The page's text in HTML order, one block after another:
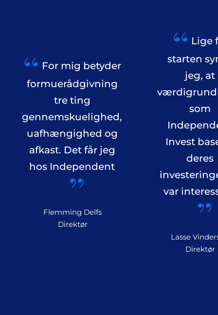
For mig betyder
formuerådgivning
tre ting
gennemskuelighed,
uafhængighed og
afkast. Det får jeg
hos Independent
Flemming Delfs
Direktør
Lige
starten
jeg, at
som
Invest
deres
var
Lasse
Direktør